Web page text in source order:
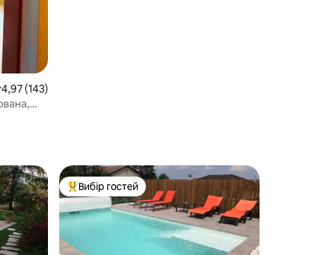
оцінка: 4,97 з 5, відгуки: 143
4,97 (143)
Топ вибір гостей
Вибір гостей